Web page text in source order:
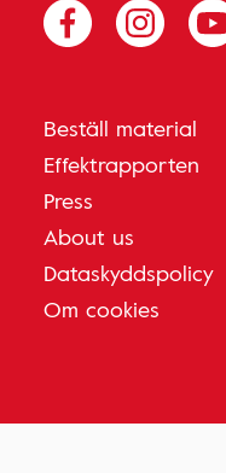
Beställ material
Effektrapporten
Press
About us
Dataskyddspolicy
Om cookies